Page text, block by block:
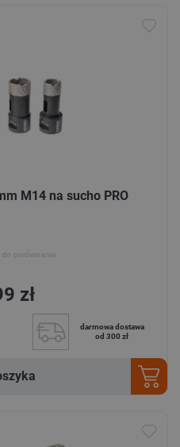
M14 na sucho PRO
do porównania
zł
darmowa dostawa
od 300 zł